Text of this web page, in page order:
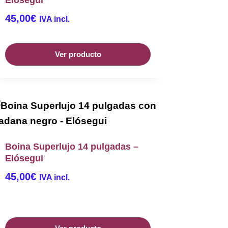
45,00€ IVA incl.
Ver producto
Boina Superlujo 14 pulgadas –
Elósegui
45,00€ IVA incl.